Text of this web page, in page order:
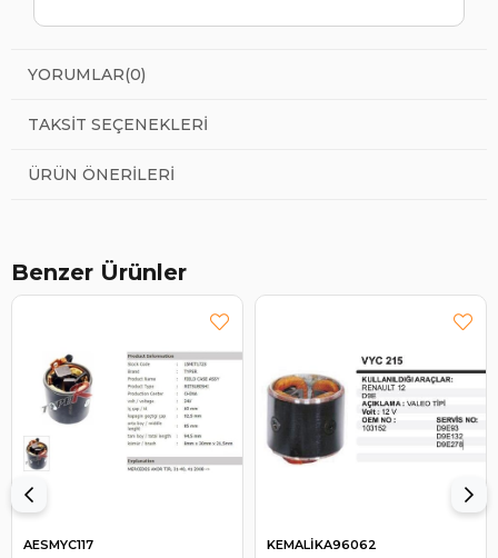
YORUMLAR(0)
TAKSIT SEÇENEKLERI
ÜRÜN ÖNERILERI
Benzer Ürünler
AESMYC117 KEMALİKA96062